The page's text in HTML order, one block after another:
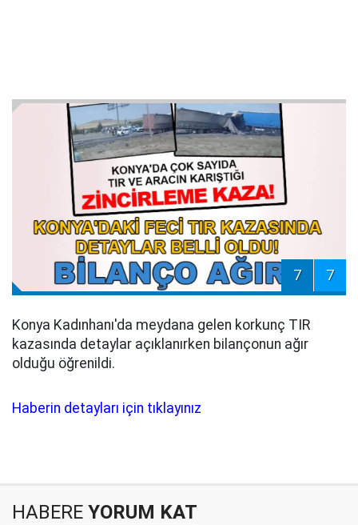
7 7
Konya Kadınhanı'da meydana gelen korkunç TIR
kazasında detaylar açıklanırken bilançonun ağır
olduğu öğrenildi.
Haberin detayları için tıklayınız
HABERE YORUM KAT